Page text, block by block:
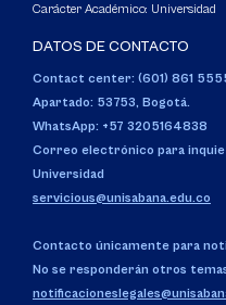
Carácter Académico: Universidad
DATOS DE CONTACTO
Contact center: (601) 861
Apartado: 53753, Bogotá.
WhatsApp: +57 3205164838
Correo electrónico para
Universidad
servicious@unisabana.edu.co
Contacto únicamente para
No se responderán otros